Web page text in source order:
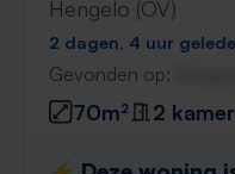
Hengelo (OV)
2 dagen, 4 uur
Gevonden op:
70m² 2